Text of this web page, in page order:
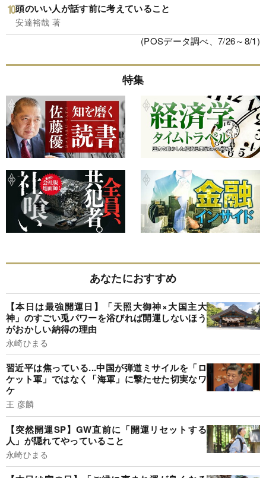
頭のいい人が話す前に考えていること
安達裕哉 著
(POSデータ調べ、7/26～8/1)
特集
あなたにおすすめ
【本日は最強開運日】「天照大御神×大国主大
神」のすごい兎パワーを浴びれば開運しないほう
がおかしい納得の理由
永崎ひまる
習近平は焦っている...中国が弾道ミサイルを「ロ
ケット軍」ではなく「海軍」に撃たせた切実なワ
ケ
王 彦麟
【突然開運SP】GW直前に「開運リセットする
人」が隠れてやっていること
永崎ひまる